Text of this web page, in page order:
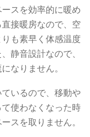
スを効率的に暖め
接暖房なので、空
も素早く体感温度
静音設計なので、
なりません。
いるので、移動や
使わなくなった時
スを取りません。